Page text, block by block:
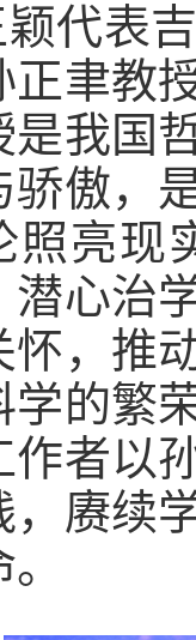
颖代表
正聿教
是我国
骄傲，
照亮现
潜心治
怀，推
学的繁
作者以
，赓续